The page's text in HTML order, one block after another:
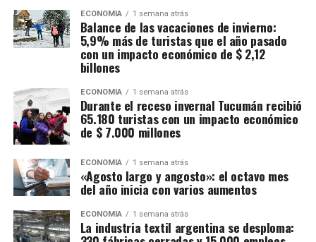
ECONOMÍA 1 semana atrás
Balance de las vacaciones de invierno:
5,9% más de turistas que el año pasado
con un impacto económico de $ 2,12
billones
ECONOMÍA 1 semana atrás
Durante el receso invernal Tucumán recibió
65.180 turistas con un impacto económico
de $ 7.000 millones
ECONOMÍA 1 semana atrás
«Agosto largo y angosto»: el octavo mes
del año inicia con varios aumentos
ECONOMÍA 1 semana atrás
La industria textil argentina se desploma: